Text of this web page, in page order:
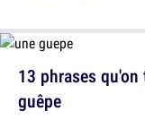
13 phrases
guêpe